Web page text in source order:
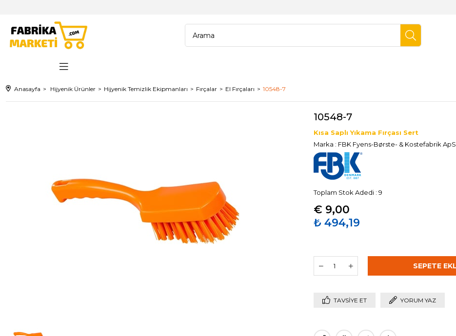
Anasayfa Hijyenik Ürünler Hijyenik Temizlik Ekipmanları Fırçalar El Fırçaları 10548-7
10548-7
Kısa Saplı Yıkama Fırçası Sert
Marka : FBK Fyens-Børste- & Kostefabrik ApS
Toplam Stok Adedi : 9
€ 9,00
₺ 494,19
TAVSIYE ET YORUM YAZ